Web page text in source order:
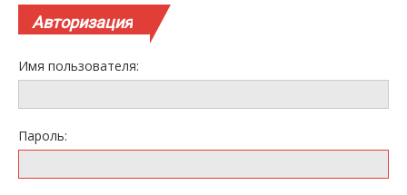
Авторизация
Имя пользователя:
Пароль: